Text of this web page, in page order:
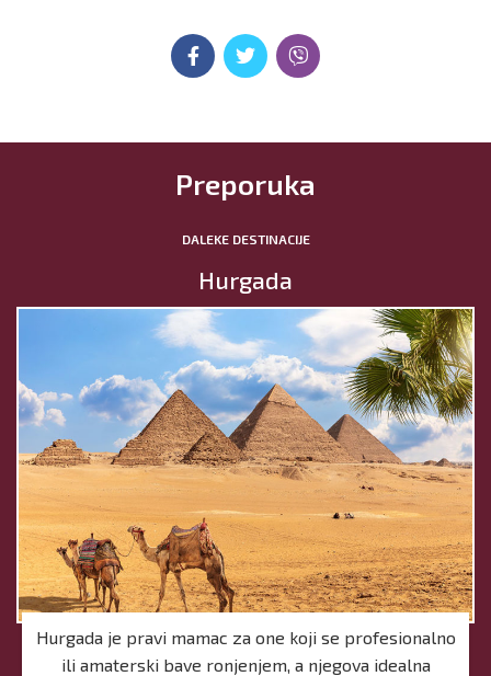
Preporuka
DALEKE DESTINACIJE
Hurgada
Hurgada je pravi mamac za one koji se profesionalno
ili amaterski bave ronjenjem, a njegova idealna